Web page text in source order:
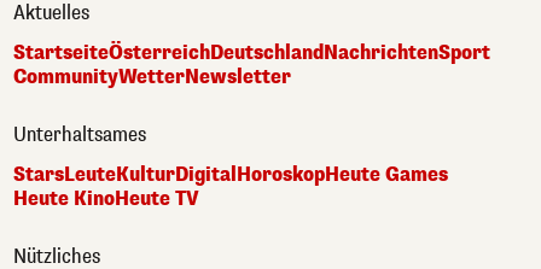
Aktuelles
StartseiteÖsterreichDeutschlandNachrichtenSport
CommunityWetterNewsletter
Unterhaltsames
StarsLeuteKulturDigital HoroskopHeute Games
Heute KinoHeute TV
Nützliches